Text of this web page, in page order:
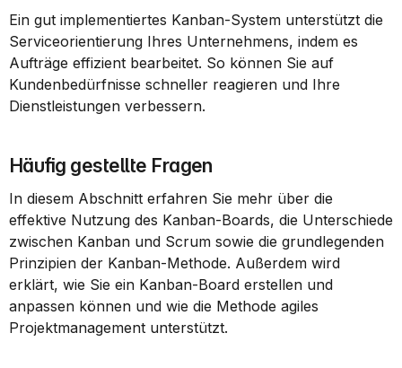
Ein gut implementiertes Kanban-System unterstützt die
Serviceorientierung Ihres Unternehmens, indem es
Aufträge effizient bearbeitet. So können Sie auf
Kundenbedürfnisse schneller reagieren und Ihre
Dienstleistungen verbessern.
Häufig gestellte Fragen
In diesem Abschnitt erfahren Sie mehr über die
effektive Nutzung des Kanban-Boards, die Unterschiede
zwischen Kanban und Scrum sowie die grundlegenden
Prinzipien der Kanban-Methode. Außerdem wird
erklärt, wie Sie ein Kanban-Board erstellen und
anpassen können und wie die Methode agiles
Projektmanagement unterstützt.